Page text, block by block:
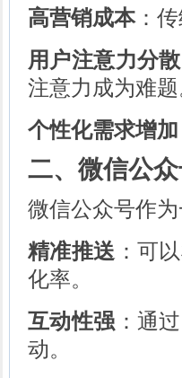
高营销成本：
用户注意力分散
注意力成为难题
个性化需求增加
二、微信公
微信公众号作
精准推送 ：可
化率。
互动性强 ：通
动。